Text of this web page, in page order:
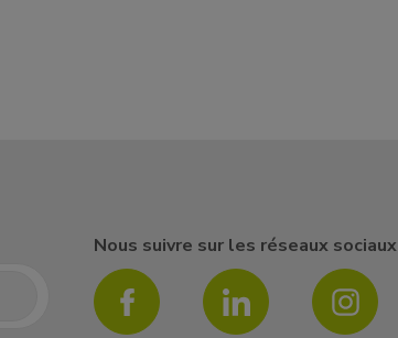
Nous suivre sur les réseaux sociaux